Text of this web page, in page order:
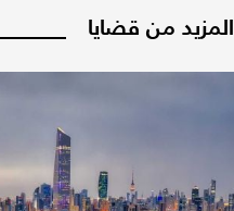
المزيد من قضايا